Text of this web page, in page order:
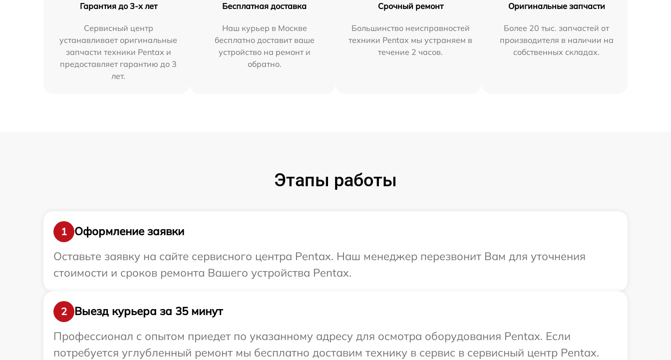
Гарантия до 3-х лет
Сервисный центр
устанавливает оригинальные
запчасти техники Pentax и
предоставляет гарантию до 3
лет.
Бесплатная доставка
Наш курьер в Москве
бесплатно доставит ваше
устройство на ремонт и
обратно.
Срочный ремонт
Большинство неисправностей
техники Pentax мы устраняем в
течение 2 часов.
Оригинальные запчасти
Более 20 тыс. запчастей от
производителя в наличии на
собственных складах.
Этапы работы
1
Оформление заявки
Оставьте заявку на сайте сервисного центра Pentax. Наш менеджер перезвонит Вам для уточнения
стоимости и сроков ремонта Вашего устройства Pentax.
2
Выезд курьера за 35 минут
Профессионал с опытом приедет по указанному адресу для осмотра оборудования Pentax. Если
потребуется углубленный ремонт мы бесплатно доставим технику в сервис в сервисный центр Pentax.